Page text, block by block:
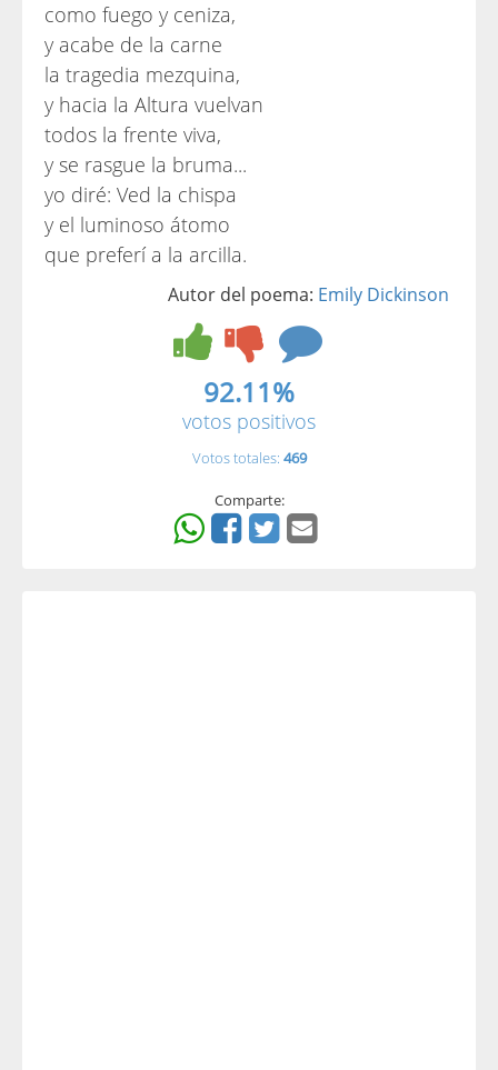
como fuego y ceniza,
y acabe de la carne
la tragedia mezquina,
y hacia la Altura vuelvan
todos la frente viva,
y se rasgue la bruma...
yo diré: Ved la chispa
y el luminoso átomo
que preferí a la arcilla.
Autor del poema: Emily Dickinson
92.11%
votos positivos
Votos totales: 469
Comparte: